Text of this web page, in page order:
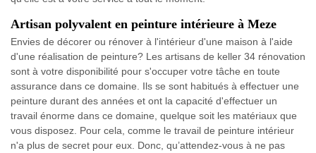
Artisan polyvalent en peinture intérieure à Meze
Envies de décorer ou rénover à l'intérieur d'une maison à l'aide
d'une réalisation de peinture? Les artisans de keller 34 rénovation
sont à votre disponibilité pour s'occuper votre tâche en toute
assurance dans ce domaine. Ils se sont habitués à effectuer une
peinture durant des années et ont la capacité d'effectuer un
travail énorme dans ce domaine, quelque soit les matériaux que
vous disposez. Pour cela, comme le travail de peinture intérieur
n'a plus de secret pour eux. Donc, qu’attendez-vous à ne pas